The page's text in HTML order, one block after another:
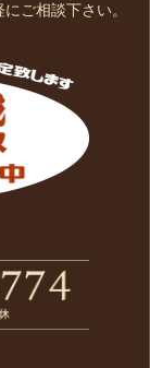
ご相談下さい。